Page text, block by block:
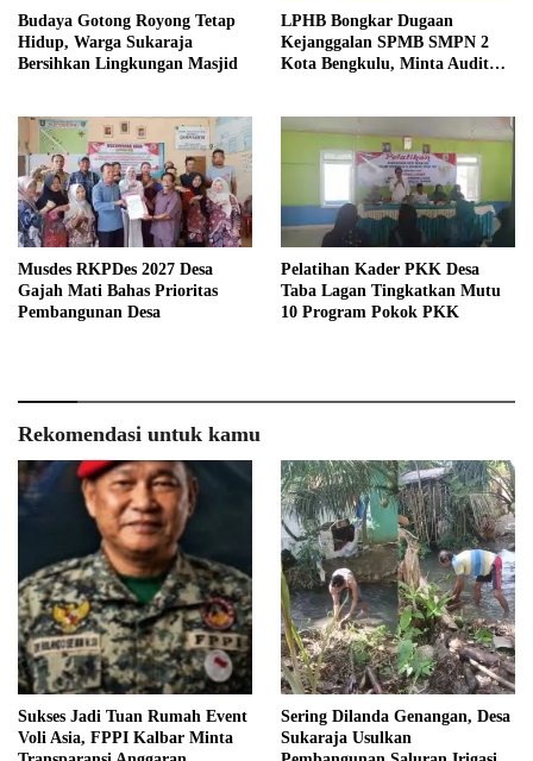
Budaya Gotong Royong Tetap
Hidup, Warga Sukaraja
Bersihkan Lingkungan Masjid
LPHB Bongkar Dugaan
Kejanggalan SPMB SMPN 2
Kota Bengkulu, Minta Audit
Musdes RKPDes 2027 Desa
Gajah Mati Bahas Prioritas
Pembangunan Desa
Pelatihan Kader PKK Desa
Taba Lagan Tingkatkan Mutu
10 Program Pokok PKK
Rekomendasi untuk kamu
Sukses Jadi Tuan Rumah Event
Voli Asia, FPPI Kalbar Minta
Sering Dilanda Genangan, Desa
Sukaraja Usulkan